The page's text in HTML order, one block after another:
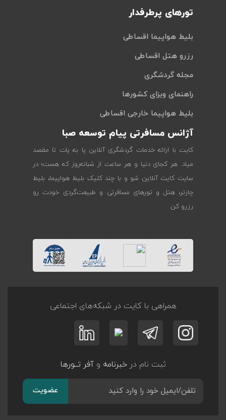
تورهای پرطرفدار
بلیط هواپیما اقساطی
رزرو هتل اقساطی
مجله گردشگری
راهنمای ویزای کشورها
بلیط هواپیما خارجی اقساطی
آژانس مسافرتی پیام توسعه صبا
کایت با ارائه خدمات گردشگری آنلاین پا به پات تا مقصد
میاد. هر کجای دنیا و هر ساعت از شبانه‌روز که هست؛ در
سایت کایت آنلاین شو و با چند کلیک بلیط هواپیما، بلیط
چارتر، هتل و تورهای مسافرتی و طبیعت‌گردی خودت رو
رزرو کن.
همراهی با کایت در شبکه‌های اجتماعی
ثبت نام درخبرنامه وآفر تــورها
عضویت